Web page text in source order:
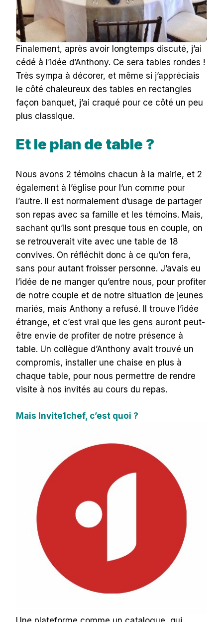
Finalement, après avoir longtemps discuté, j’ai
cédé à l’idée d’Anthony. Ce sera tables rondes !
Très sympa à décorer, et même si j’appréciais
le côté chaleureux des tables en rectangles
façon banquet, j’ai craqué pour ce côté un peu
plus classique.
Et le plan de table ?
Nous avons 2 témoins chacun à la mairie, et 2
également à l’église pour l’un comme pour
l’autre. Il est normalement d’usage de partager
son repas avec sa famille et les témoins. Mais,
sachant qu’ils sont presque tous en couple, on
se retrouverait vite avec une table de 18
convives. On réfléchit donc à ce qu’on fera,
sans pour autant froisser personne. J’avais eu
l’idée de ne manger qu’entre nous, pour profiter
de notre couple et de notre situation de jeunes
mariés, mais Anthony a refusé. Il trouve l’idée
étrange, et c’est vrai que les gens auront peut-
être envie de profiter de notre présence à
table. Un collègue d’Anthony avait trouvé un
compromis, installer une chaise en plus à
chaque table, pour nous permettre de rendre
visite à nos invités au cours du repas.
Mais Invite1chef, c’est quoi ?